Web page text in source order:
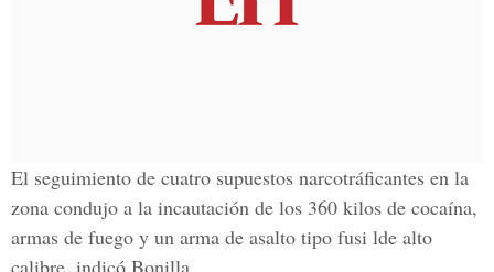
El seguimiento de cuatro supuestos narcotráficantes en la
zona condujo a la incautación de los 360 kilos de cocaína,
armas de fuego y un arma de asalto tipo fusi lde alto
calibre, indicó Bonilla.